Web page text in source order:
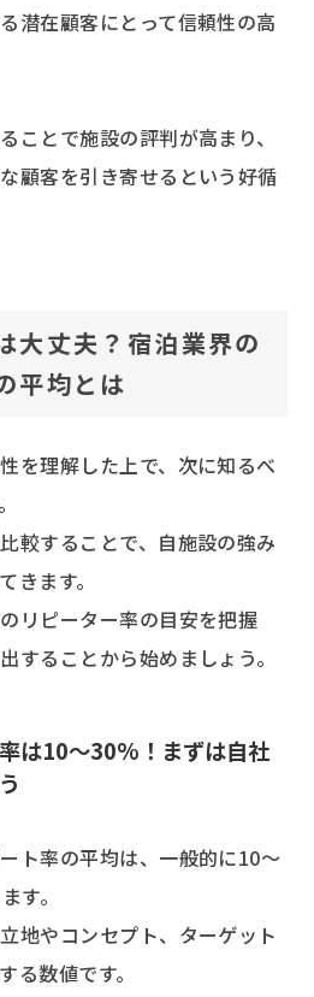
潜在顧客にとって信頼性の高
ことで施設の評判が高まり、
顧客を引き寄せるという好循
大丈夫？宿泊業界の
平均とは
を理解した上で、次に知るべ
較することで、自施設の強み
きます。
リピーター率の目安を把握
することから始めましょう。
は10〜30%！まずは自社
ト率の平均は、一般的に10〜
す。
地やコンセプト、ターゲット
る数値です。